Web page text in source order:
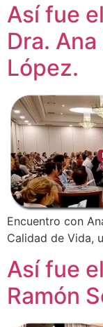
Así fue
Dra.
López.
Encuentro con
Calidad de Vida,
Así fue
Ramón